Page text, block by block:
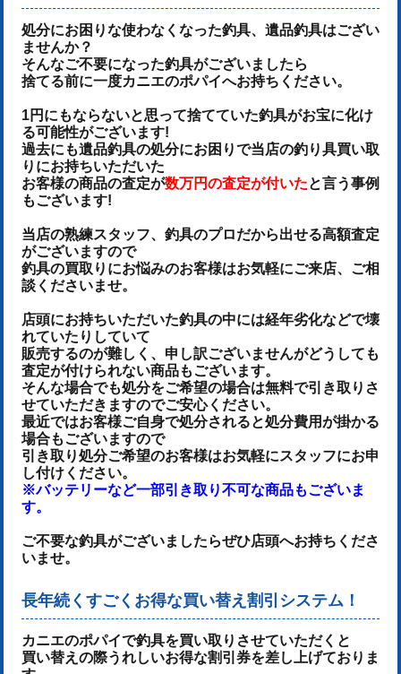
処分にお困りな使わなくなった釣具、遺品釣具はござい
ませんか？
そんなご不要になった釣具がございましたら
捨てる前に一度カニエのポパイへお持ちください。
1円にもならないと思って捨てていた釣具がお宝に化け
る可能性がございます!
過去にも遺品釣具の処分にお困りで当店の釣り具買い取
りにお持ちいただいた
お客様の商品の査定が数万円の査定が付いたと言う事例
もございます!
当店の熟練スタッフ、釣具のプロだから出せる高額査定
がございますので
釣具の買取りにお悩みのお客様はお気軽にご来店、ご相
談くださいませ。
店頭にお持ちいただいた釣具の中には経年劣化などで壊
れていたりしていて
販売するのが難しく、申し訳ございませんがどうしても
査定が付けられない商品もございます。
そんな場合でも処分をご希望の場合は無料で引き取りさ
せていただきますのでご安心ください。
最近ではお客様ご自身で処分されると処分費用が掛かる
場合もございますので
引き取り処分ご希望のお客様はお気軽にスタッフにお申
し付けください。
※バッテリーなど一部引き取り不可な商品もございま
す。
ご不要な釣具がございましたらぜひ店頭へお持ちくださ
いませ。
長年続くすごくお得な買い替え割引システム！
カニエのポパイで釣具を買い取りさせていただくと
買い替えの際うれしいお得な割引券を差し上げておりま